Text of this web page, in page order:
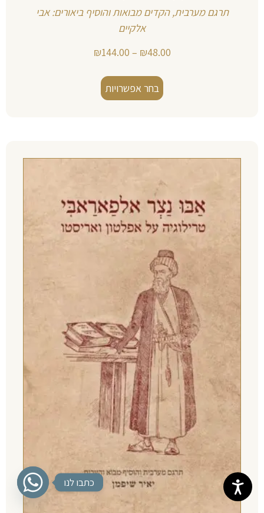
תרגם מערבית, הקדים מבואות והוסיף ביאורים: אבי
אלקיים
₪48.00
–
₪144.00
בחר אפשרויות
כתבו לנו